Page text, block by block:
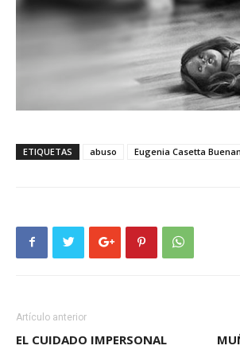
ETIQUETAS abuso Eugenia Casetta
Artículo anterior
EL CUIDADO IMPERSONAL